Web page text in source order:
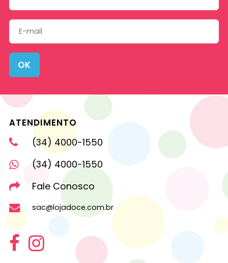
OK
ATENDIMENTO
(34) 4000-1550
(34) 4000-1550
Fale Conosco
sac@lojadoce.com.br